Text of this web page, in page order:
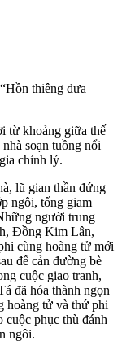
thiêng đưa
từ khoảng giữa thế
soạn tuồng nổi
chỉnh lý.
lũ gian thần đứng
ngôi, tống giam
người trung
Đồng Kim Lân,
cùng hoàng tử mới
để cản đường bè
cuộc giao tranh,
đã hóa thành ngọn
hoàng tử và thứ phi
cuộc phục thù đánh
ngôi.